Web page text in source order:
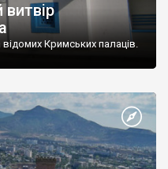
Кримських палаців.